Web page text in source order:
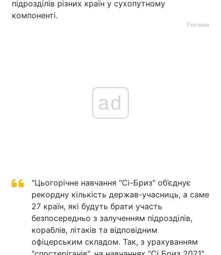
підрозділів різних країн у сухопутному
компоненті.
Реклама
ad
"Цьогорічне навчання "Сі-Бриз" об’єднує
рекордну кількість держав-учасниць, а саме
27 країн, які будуть брати участь
безпосередньо з залученням підрозділів,
кораблів, літаків та відповідним
офіцерським складом. Так, з урахуванням